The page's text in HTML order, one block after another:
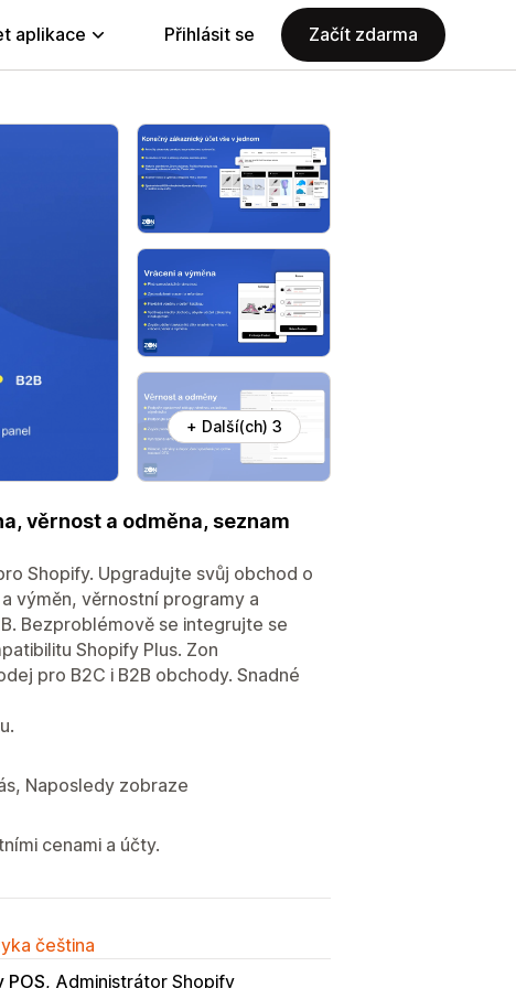
aplikace Přihlásit se Začít zdarma
+ Další(ch) 3
věrnost a odměna, seznam
Shopify. Upgradujte svůj obchod o
výměn, věrnostní programy a
Bezproblémově se integrujte se
Shopify Plus. Zon
pro B2C i B2B obchody. Snadné
Naposledy zobraze
cenami a účty.
čeština
POS Administrátor Shopify